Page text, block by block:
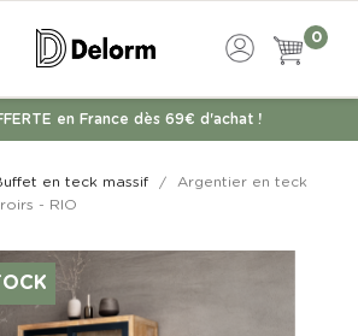
0
en France dès 69€ d'achat !
en teck massif
Argentier en teck
- RIO